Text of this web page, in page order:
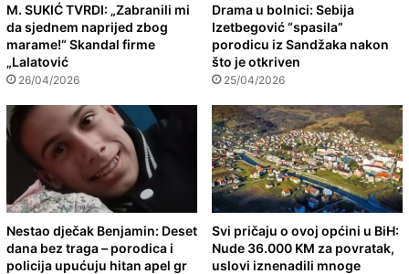
M. SUKIĆ TVRDI: „Zabranili mi
da sjednem naprijed zbog
marame!“ Skandal firme
„Lalatović
26/04/2026
Drama u bolnici: Sebija
Izetbegović “spasila”
porodicu iz Sandžaka nakon
što je otkriven
25/04/2026
Nestao dječak Benjamin: Deset
dana bez traga – porodica i
policija upućuju hitan apel gr
Svi pričaju o ovoj općini u BiH:
Nude 36.000 KM za povratak,
uslovi iznenadili mnoge